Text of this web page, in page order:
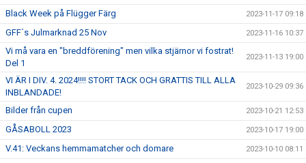
Black Week på Flügger Färg 2023-11-17 09:18
GFF´s Julmarknad 25 Nov 2023-11-16 10:37
Vi må vara en "breddförening" men vilka stjärnor vi fostrat!
Del 1
2023-11-13 19:00
VI ÄR I DIV. 4. 2024!!!! STORT TACK OCH GRATTIS TILL ALLA
INBLANDADE!
2023-10-29 09:36
Bilder från cupen 2023-10-21 12:53
GÅSABOLL 2023 2023-10-17 19:00
V.41: Veckans hemmamatcher och domare 2023-10-10 08:11